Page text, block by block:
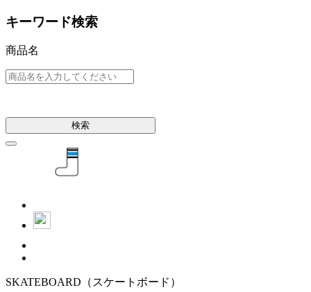
キーワード検索
商品名
検索
SKATEBOARD （スケートボード）